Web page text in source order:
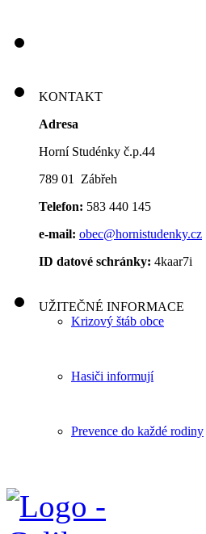
KONTAKT
Adresa
Horní Studénky č.p.44
789 01 Zábřeh
Telefon: 583 440 145
e-mail: obec@hornistudenky.cz
ID datové schránky: 4kaar7i
UŽITEČNÉ INFORMACE
Krizový štáb obce
Hasiči informují
Prevence do každé rodiny